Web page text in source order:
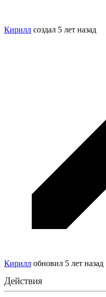
Кирилл создал 5 лет назад
Кирилл обновил 5 лет назад
Действия